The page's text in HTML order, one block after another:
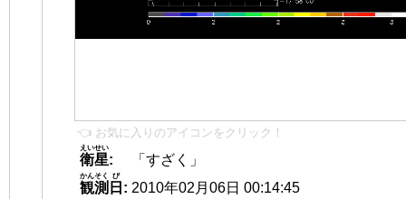
👈 お気に入りのアイコンをクリック！
衛星
えいせい
:
「すざく」
観測
かんそく
日
び
: 2010年02月06日 00:14:45